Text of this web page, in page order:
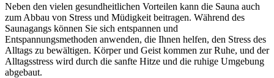
Neben den vielen gesundheitlichen Vorteilen kann die Sauna auch
zum Abbau von Stress und Müdigkeit beitragen. Während des
Saunagangs können Sie sich entspannen und
Entspannungsmethoden anwenden, die Ihnen helfen, den Stress des
Alltags zu bewältigen. Körper und Geist kommen zur Ruhe, und der
Alltagsstress wird durch die sanfte Hitze und die ruhige Umgebung
abgebaut.